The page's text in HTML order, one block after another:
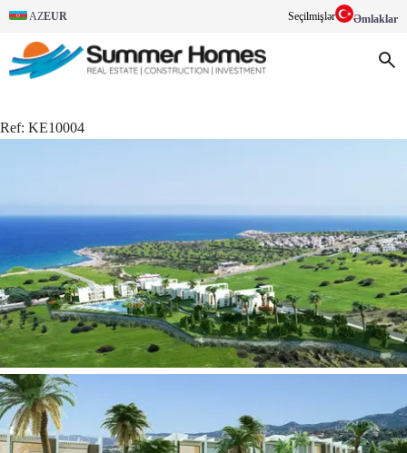
AZEUR Seçilmişlər Əmlaklar
Ref: KE10004